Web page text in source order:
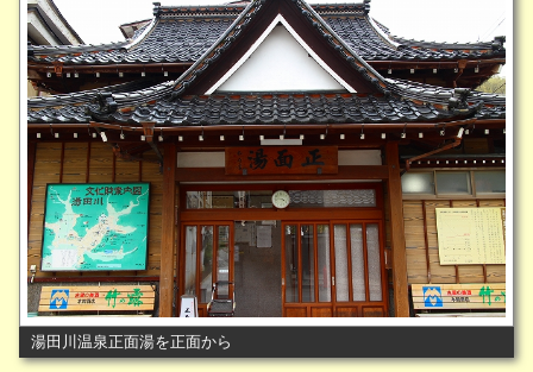
湯田川温泉正面湯を正面から